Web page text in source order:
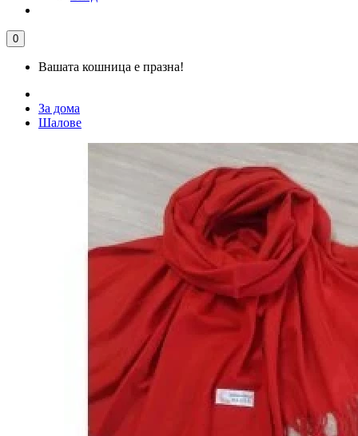
0
Вашата кошница е празна!
За дома
Шалове